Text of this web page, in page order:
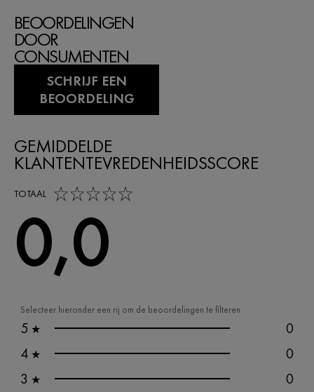
BEOORDELINGEN
DOOR
CONSUMENTEN
SCHRIJF EEN
BEOORDELING
Selecteer hieronder een rij om de beoordelingen te filteren
5 ★
0
4 ★
0
3 ★
0
GEMIDDELDE
KLANTENTEVREDENHEIDSSCORE
TOTAAL
0,0 out of 5 stars
0,0